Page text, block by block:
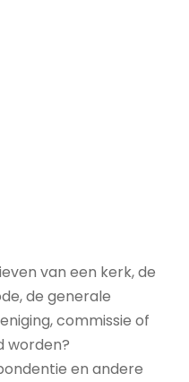
van een kerk, de
de generale
commissie of
worden?
en andere